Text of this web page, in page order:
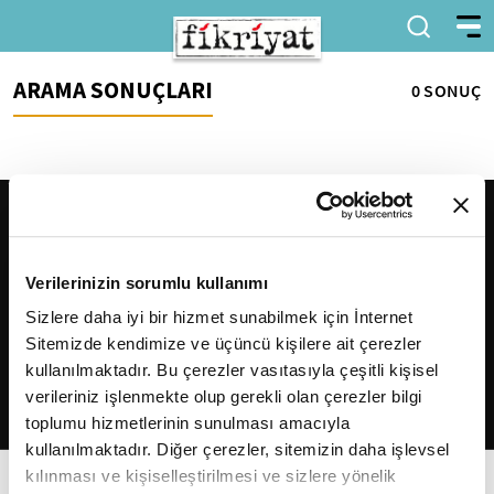
Verilerinizin sorumlu kullanımı
Sizlere daha iyi bir hizmet sunabilmek için İnternet
Sitemizde kendimize ve üçüncü kişilere ait çerezler
kullanılmaktadır. Bu çerezler vasıtasıyla çeşitli kişisel
verileriniz işlenmekte olup gerekli olan çerezler bilgi
toplumu hizmetlerinin sunulması amacıyla
kullanılmaktadır. Diğer çerezler, sitemizin daha işlevsel
kılınması ve kişiselleştirilmesi ve sizlere yönelik
ARAMA SONUÇLARI 0 SONUÇ
2026Fikriyat. Tüm hakları saklıdır.